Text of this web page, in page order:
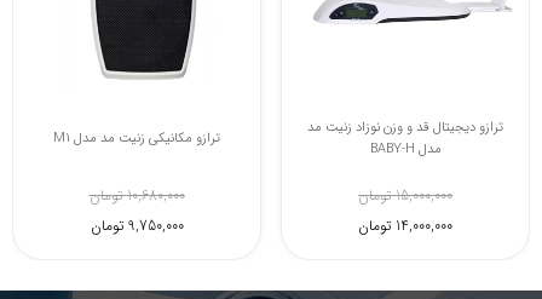
ترازو دیجیتال قد و وزن نوزاد زنیت مد
مدل BABY-H
15,000,000 تومان
14,000,000 تومان
ترازو دیجیتال بیورر مدل GS203
5,620,000 تومان
5,420,000 تومان